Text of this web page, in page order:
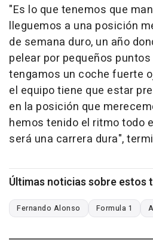
"Es lo que tenemos que
lleguemos a una posición
de semana duro, un año
pelear por pequeños
tengamos un coche fuerte
el equipo tiene que estar
en la posición que
hemos tenido el ritmo todo
será una carrera dura",
Últimas noticias sobre estos
Fernando Alonso Formula 1